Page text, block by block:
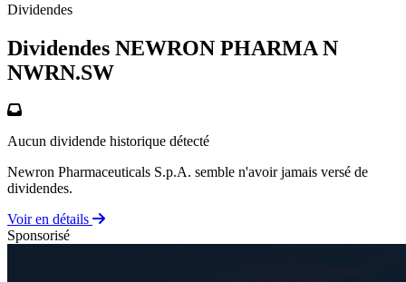
Dividendes
Dividendes NEWRON PHARMA N
NWRN.SW
Aucun dividende historique détecté
Newron Pharmaceuticals S.p.A. semble n'avoir jamais versé de
dividendes.
Voir en détails
Sponsorisé